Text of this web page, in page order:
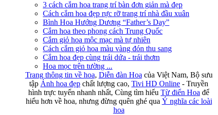
3 cách cắm hoa trang trí bàn đơn giản mà đẹp
Cách cắm hoa đẹp rực rỡ trang trí nhà đầu xuân
Bình Hoa Hướng Dương “Father’s Day”
Cắm hoa theo phong cách Trung Quốc
Cắm giỏ hoa mộc mạc mà tự nhiên
Cách cắm giỏ hoa màu vàng đón thu sang
Cắm hoa đẹp cùng trái dứa - trái thơm
Hoa mọc trên tường ...
Trang thông tin về hoa, Diễn đàn Hoacủa Việt Nam, Bộ sưu
tập Ảnh hoa đẹp chất lượng cao, Tivi HD Online - Truyền
hình trực tuyến nhanh nhất, Cùng tìm hiểu Từ điển Hoa để
hiểu hơn về hoa, nhưng đừng quên ghé qua Ý nghĩa các loài
hoa